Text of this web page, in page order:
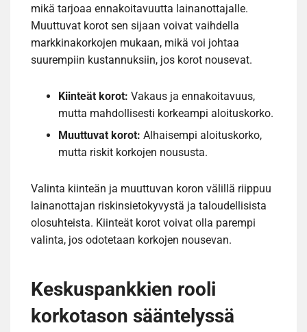
mikä tarjoaa ennakoitavuutta lainanottajalle.
Muuttuvat korot sen sijaan voivat vaihdella
markkinakorkojen mukaan, mikä voi johtaa
suurempiin kustannuksiin, jos korot nousevat.
Kiinteät korot: Vakaus ja ennakoitavuus,
mutta mahdollisesti korkeampi aloituskorko.
Muuttuvat korot: Alhaisempi aloituskorko,
mutta riskit korkojen noususta.
Valinta kiinteän ja muuttuvan koron välillä riippuu
lainanottajan riskinsietokyvystä ja taloudellisista
olosuhteista. Kiinteät korot voivat olla parempi
valinta, jos odotetaan korkojen nousevan.
Keskuspankkien rooli
korkotason sääntelyssä